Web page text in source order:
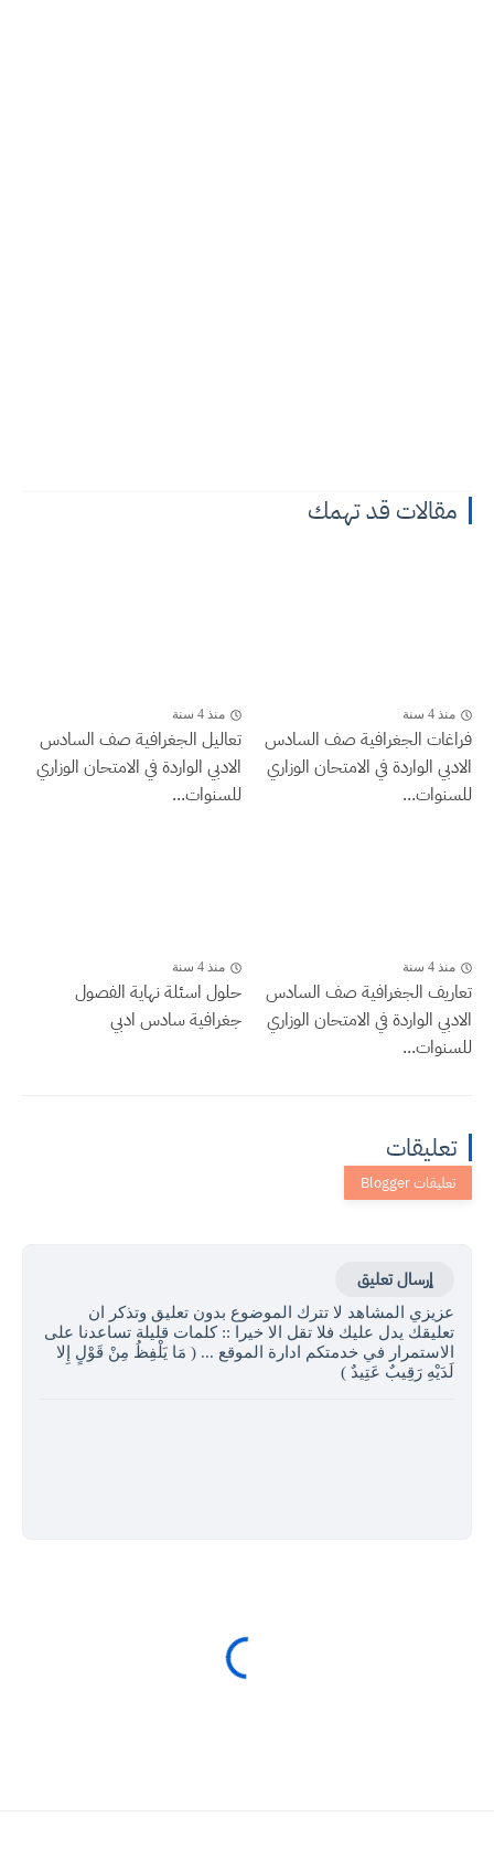
مقالات قد تهمك
منذ 4 سنة
فراغات الجغرافية صف السادس
الادبي الواردة في الامتحان الوزاري
للسنوات...
منذ 4 سنة
تعاليل الجغرافية صف السادس
الادبي الواردة في الامتحان الوزاري
للسنوات...
منذ 4 سنة
تعاريف الجغرافية صف السادس
الادبي الواردة في الامتحان الوزاري
للسنوات...
منذ 4 سنة
حلول اسئلة نهاية الفصول
جغرافية سادس ادبي
تعليقات
إرسال تعليق
عزيزي المشاهد لا تترك الموضوع بدون تعليق وتذكر ان
تعليقك يدل عليك فلا تقل الا خيرا :: كلمات قليلة تساعدنا على
الاستمرار في خدمتكم ادارة الموقع ... ( مَا يَلْفِظُ مِنْ قَوْلٍ إِلا
لَدَيْهِ رَقِيبٌ عَتِيدٌ )